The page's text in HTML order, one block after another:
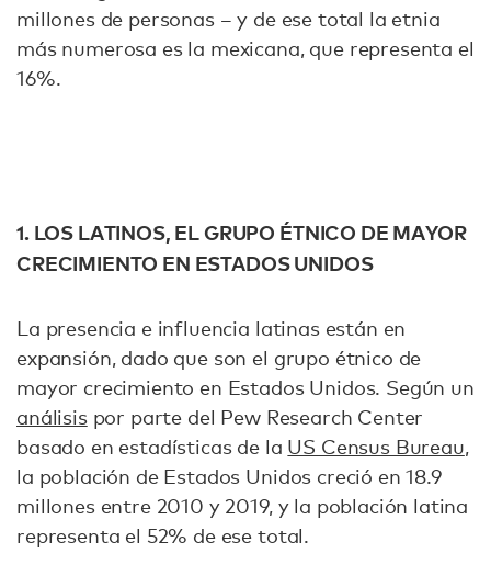
millones de personas – y de ese total la etnia
más numerosa es la mexicana, que representa el
16%.
1. LOS LATINOS, EL GRUPO ÉTNICO DE MAYOR
CRECIMIENTO EN ESTADOS UNIDOS
La presencia e influencia latinas están en
expansión, dado que son el grupo étnico de
mayor crecimiento en Estados Unidos. Según un
análisispor parte del Pew Research Center
basado en estadísticas de la US Census Bureau,
la población de Estados Unidos creció en 18.9
millones entre 2010 y 2019, y la población latina
representa el 52% de ese total.